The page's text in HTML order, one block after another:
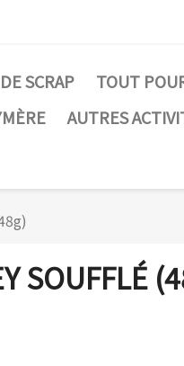
SCRAP
TOUT
AUTRES
SOUFFLÉ